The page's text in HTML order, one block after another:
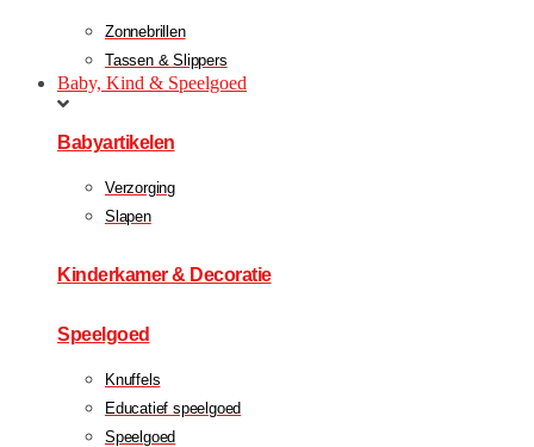
Zonnebrillen
Tassen & Slippers
Baby, Kind & Speelgoed
Babyartikelen
Verzorging
Slapen
Kinderkamer & Decoratie
Speelgoed
Knuffels
Educatief speelgoed
Speelgoed